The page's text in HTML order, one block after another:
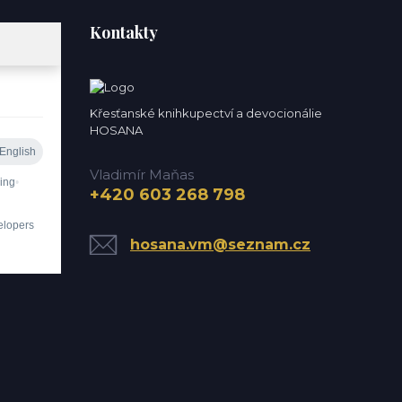
Kontakty
Křesťanské knihkupectví a devocionálie
HOSANA
Vladimír Maňas
+420 603 268 798
hosana.vm@seznam.cz